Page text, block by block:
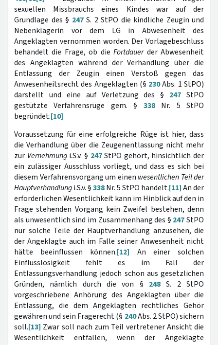
sexuellen Missbrauchs eines Kindes war auf der
Grundlage des § 247S. 2 StPO die kindliche Zeugin und
Nebenklägerin vor dem LG in Abwesenheit des
Angeklagten vernommen worden. Der Vorlagebeschluss
behandelt die Frage, ob dieFortdauerder Abwesenheit
des Angeklagten während der Verhandlung über die
Entlassung der Zeugin einen Verstoß gegen das
Anwesenheitsrecht des Angeklagten (§ 230Abs. 1 StPO)
darstellt und eine auf Verletzung des § 247 StPO
gestützte Verfahrensrüge gem. § 338Nr. 5 StPO
begründet.[10]
Voraussetzung für eine erfolgreiche Rüge ist hier, dass
die Verhandlung über die Zeugenentlassung nicht mehr
zur Vernehmungi.S.v. § 247StPO gehört, hinsichtlich der
ein zulässiger Ausschluss vorliegt, und dass es sich bei
diesem Verfahrensvorgang um einen wesentlichen Teil der
Hauptverhandlungi.S.v. §338Nr. 5 StPO handelt.[11]An der
erforderlichen Wesentlichkeit kann im Hinblick auf den in
Frage stehenden Vorgang kein Zweifel bestehen, denn
als unwesentlich sind im Zusammenhang des § 247StPO
nur solche Teile der Hauptverhandlung anzusehen, die
der Angeklagte auch im Falle seiner Anwesenheit nicht
hätte beeinflussen können.[12] An einer solchen
Einflusslosigkeit fehlt es im Fall der
Entlassungsverhandlung jedoch schon aus gesetzlichen
Gründen, nämlich durch die von § 248 S. 2 StPO
vorgeschriebene Anhörung des Angeklagten über die
Entlassung, die dem Angeklagten rechtliches Gehör
gewähren und sein Fragerecht (§ 240Abs. 2 StPO) sichern
soll.[13] Zwar soll nach zum Teil vertretener Ansicht die
Wesentlichkeit entfallen, wenn der Angeklagte